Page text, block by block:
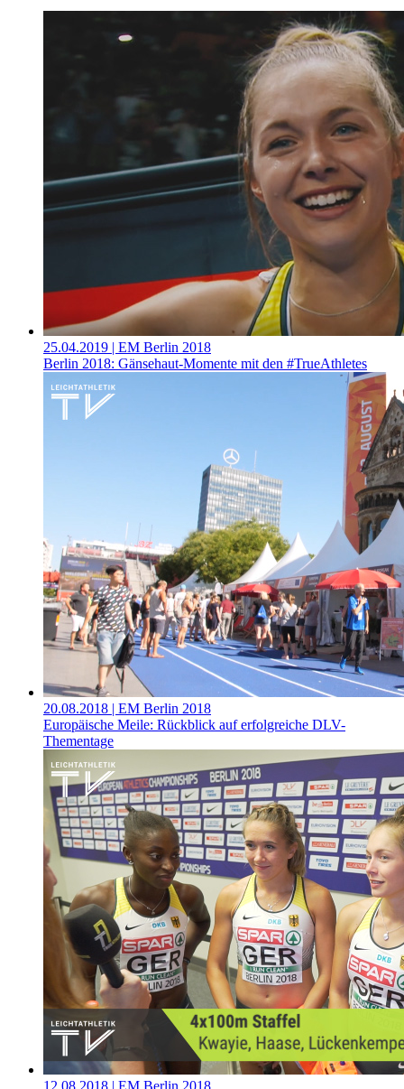
25.04.2019 | EM Berlin 2018
Berlin 2018: Gänsehaut-Momente mit den #TrueAthletes
20.08.2018 | EM Berlin 2018
Europäische Meile: Rückblick auf erfolgreiche DLV-
Thementage
12.08.2018 | EM Berlin 2018